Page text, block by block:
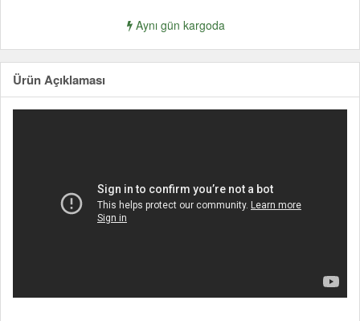
Aynı gün kargoda
Ürün Açıklaması